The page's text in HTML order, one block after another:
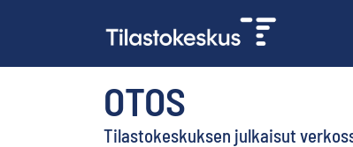
OTOS
Tilastokeskuksen julkaisut